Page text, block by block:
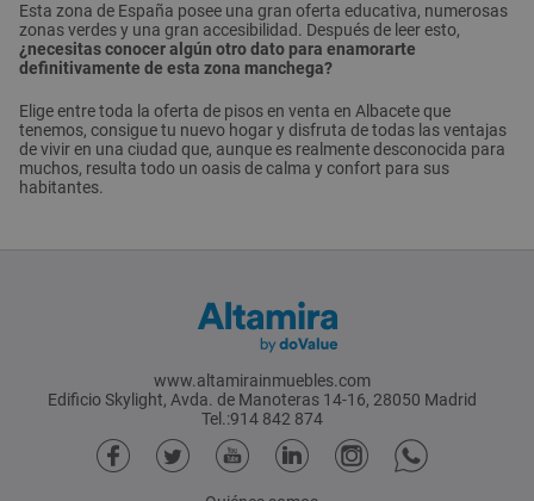
Esta zona de España posee una gran oferta educativa, numerosas
zonas verdes y una gran accesibilidad. Después de leer esto,
¿necesitas conocer algún otro dato para enamorarte
definitivamente de esta zona manchega?
Elige entre toda la oferta de pisos en venta en Albacete que
tenemos, consigue tu nuevo hogar y disfruta de todas las ventajas
de vivir en una ciudad que, aunque es realmente desconocida para
muchos, resulta todo un oasis de calma y confort para sus
habitantes.
www.altamirainmuebles.com
Edificio Skylight, Avda. de Manoteras 14-16, 28050 Madrid
Tel.:914 842 874